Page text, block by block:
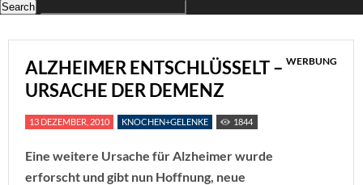
ALZHEIMER ENTSCHLÜSSELT –
URSACHE DER DEMENZ
WERBUNG
13 DEZEMBER, 2010 KNOCHEN+GELENKE 1844
Eine weitere Ursache für Alzheimer wurde
erforscht und gibt nun Hoffnung, neue